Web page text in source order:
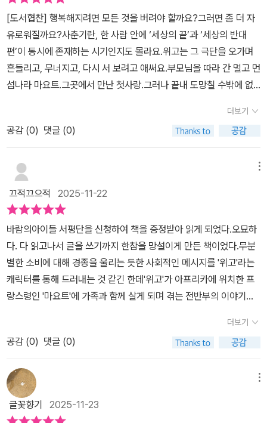
잡지에 열광하는 것이나세일이라고 물건을 사려 몰려드는 사람들이
위고는 불편합니다.1년 뒤 가족이 본토로 돌아오고가족 모두 사교와
쇼핑에 열중하는데위고는 이런 소비주의에 화가 납니다.그러던 어느
날,광고판에 낙서를 하고 있는 고등학생 샤를리를 만나게 되고그녀를
통해 반 소비주의 운동을 알게 됩니다.위고는 샤를리를 통해 알게 된
소비주의 그룹과 함께 파리로 가광고 반대 운동을 하다 체포되게 됩
니다.경찰서에서 위고를 데리고 온 아빠는위고에게 질문을 던지는데
요.그 질문이 바로 '대체 뭐가 되려고 그러냐?'입니다.위고는 그 질문
다.1부에서는 마요트 섬의 모습을2부의 프랑스 본토의 모습을 보여주
는데요.모든 것이 부족하고 힘들게 살고 있는 섬의 사람들과물건을
쌓아 놓고 사는 본토의 사람들 모습이 너무나 대조적으로 보입니다.
마요트 섬에서 겪은 일 때문에위고는 죄책감과 자괴감에 빠지게 되는
데요.그래서 본토 사람들의 소비에 열광하는 모습이위고의 눈에 더
띄었을지도 모릅니다.위고가 바라보는 본토 사람들의 모습을 보며나
의 모습 그리고 우리 아이들의 모습을 돌아보기도 했습니다.청소년의
성관계, 임신에 대한 이야기는살짝 불편하기는 했지만,위고의 불편한
[도서협찬] 행복해지려면 모든 것을 버려야 할까요?그러면 좀 더 자
유로워질까요?사춘기란, 한 사람 안에 ‘세상의 끝’과 ‘세상의 반대
편’이 동시에 존재하는 시기인지도 몰라요.위고는 그 극단을 오가며
흔들리고, 무너지고, 다시 서 보려고 애써요.부모님을 따라 간 멀고 먼
섬나라 마요트.그곳에서 만난 첫사랑.그러나 끝내 도망칠 수밖에 없
그래서 더 아프고, 더 오래 남아요.프랑스로 돌아온 위고는 또 다른 혼
란에 빠집니다.넘쳐나는 물건으로 가득 찬 집, 텅 빈 마음.사고 싶은
것도, 갖고 싶은 것도 없는데 세상은 끊임없이 ‘갖기’를 요구하죠.그
속에서 위고는 묻습니다.“정말 이걸로 내가 자유로워질 수 있는 걸
까?”사춘기의 고민과 함께, 조금씩 소비자본주의의 압력도 느껴요.이
소설은 위고가 자라면서 ‘누가 되어야 하는지’보다‘어떻게 살고 싶은
지’를 찾아가는 이야기입니다.그 끝에서, 위고는 말해요.“나중에, 나
는 자유로운 사람이 되고 싶다.”사춘기의 아이를 바라보는 우리는 늘
고민해요.도와줘야 할까? 기다려줘야 할까?하지만 위고를 보며 이런
생각이 들었어요.사춘기를 잘 보내는 방식은 어쩌면 ‘누군가의 기준
에 맞추는 것’이 아니라스스로 울타리를 넘어서는 경험을 겪게 하는
것인지도 몰라요.그래서 결론은…조금 걱정되지만,조금 답답하지만,
가만히 지켜봐 주는 것.사춘기란, 그렇게 스스로 넘어서는 법을 배우
는 시간이니까.(애미의 마음은 타들어갑니다..)바람의 아이들 출판사
맞긴한데.. 전 이미 속물 어른이 되었나봐요. 갖고 싶은게 많아요.#다
없어져버렸으면 #미카엘올리비에 #바람의아이들 #소비자본주의
더보기
공감 (0) 댓글 (0)
끄적끄으적 2025-11-22
바람의아이들 서평단을 신청하여 책을 증정받아 읽게 되었다.오묘하
다. 다 읽고나서 글을 쓰기까지 한참을 망설이게 만든 책이었다.무분
별한 소비에 대해 경종을 울리는 듯한 사회적인 메시지를 '위고'라는
캐릭터를 통해 드러내는 것 같긴 한데'위고'가 아프리카에 위치한 프
랑스령인 '마요트'에 가족과 함께 살게 되며 겪는 전반부의 이야기가
은 곳에서 자꾸 튕겨내듯 읽었다.'나는 슬프지도 즐겁지도 않고, 분노
하거나 체념하지도 않은 채, 두 세계 사이에 둥둥 떠 있었다.'(92쪽)
아직 미숙했기에 자신이 저지른 일에 대해 도망치듯 마요트를 빠져나
온 것까지는 이해가 되었는데그에 대한 더이상의 대처 없이 후반부에
서 대의를 위해 나서는 '위고'의 모습이 위선적으로 느껴졌다다.전반
부에서 '위고'가 마요트에서의 삶을 성찰하는 장면이 좀 더 필요하지
더보기
공감 (0) 댓글 (0)
글꽃향기 2025-11-23